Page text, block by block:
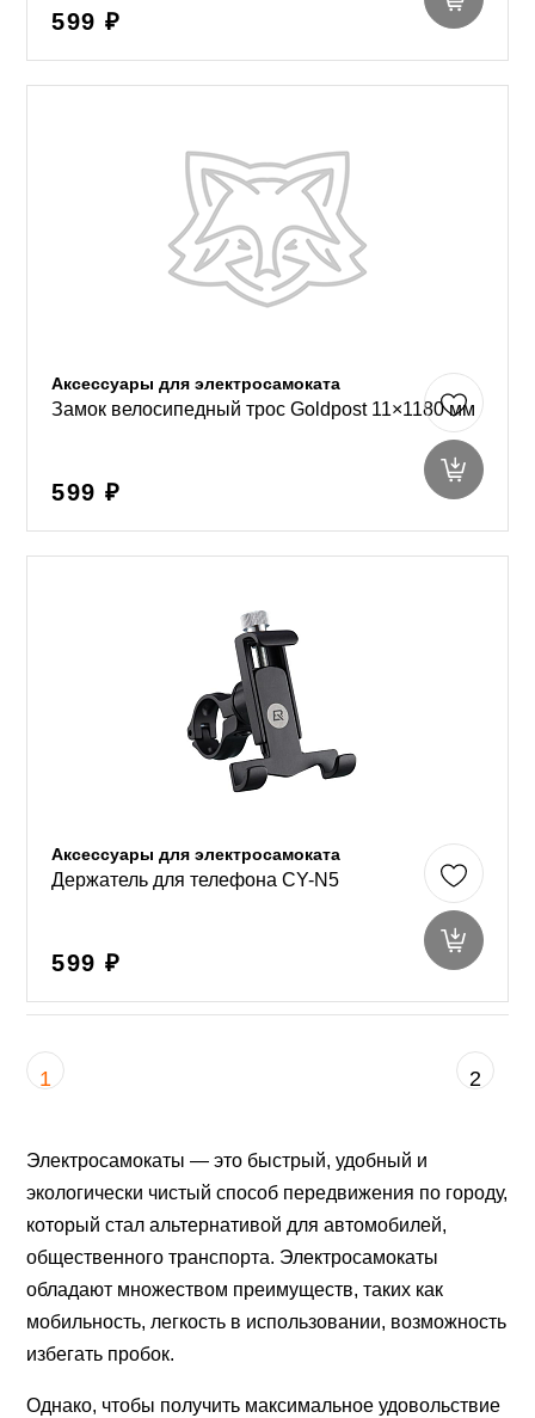
599 ₽
Аксессуары для электросамоката
Замок велосипедный трос Goldpost 11×1180 мм
599 ₽
Аксессуары для электросамоката
Держатель для телефона CY-N5
599 ₽
1 2
Электросамокаты — это быстрый, удобный и
экологически чистый способ передвижения по городу,
который стал альтернативой для автомобилей,
общественного транспорта. Электросамокаты
обладают множеством преимуществ, таких как
мобильность, легкость в использовании, возможность
избегать пробок.
Однако, чтобы получить максимальное удовольствие